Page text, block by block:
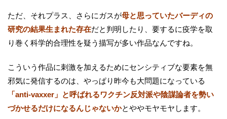
ただ、それプラス、さらにガスが母と思っていたバーディの
研究の結果生まれた存在だと判明したり、要するに疫学を取
り巻く科学的合理性を疑う描写が多い作品なんですね。
こういう作品に刺激を加えるためにセンシティブな要素を無
邪気に発信するのは、やっぱり昨今も大問題になっている
「anti-vaxxer」と呼ばれるワクチン反対派や陰謀論者を勢い
づかせるだけになるんじゃないかとややモヤモヤします。